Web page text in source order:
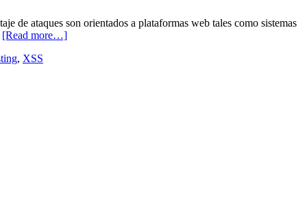
de ataques son orientados a plataformas web tales como sistemas
[Read more…]
, XSS